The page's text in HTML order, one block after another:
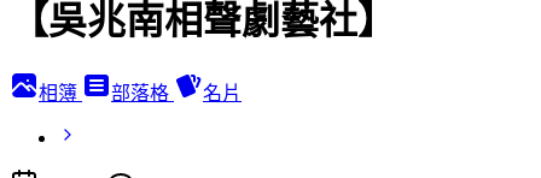
【吳兆南相聲劇藝社】
相簿 部落格 名片